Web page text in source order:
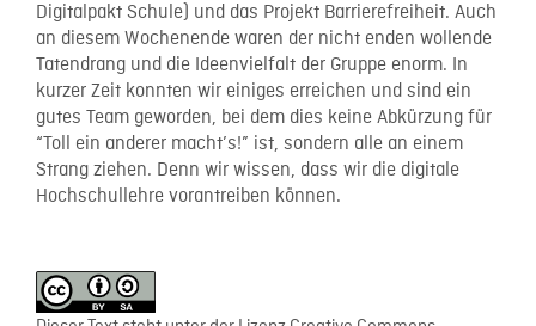
Digitalpakt Schule) und das Projekt Barrierefreiheit. Auch
an diesem Wochenende waren der nicht enden wollende
Tatendrang und die Ideenvielfalt der Gruppe enorm. In
kurzer Zeit konnten wir einiges erreichen und sind ein
gutes Team geworden, bei dem dies keine Abkürzung für
“Toll ein anderer macht’s!” ist, sondern alle an einem
Strang ziehen. Denn wir wissen, dass wir die digitale
Hochschullehre vorantreiben können.